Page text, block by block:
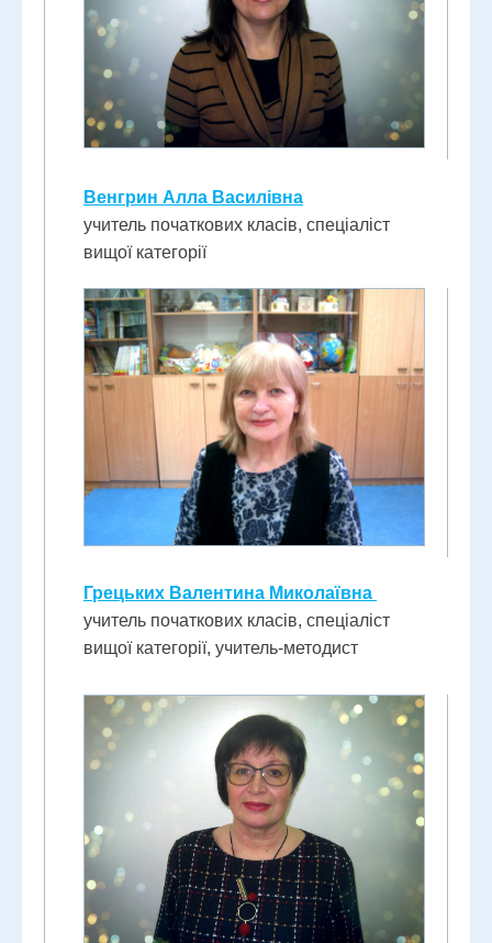
Венгрин Алла Василівна
учитель початкових класів, спеціаліст
вищої категорії
Грецьких Валентина Миколаївна
учитель початкових класів, спеціаліст
вищої категорії, учитель-методист